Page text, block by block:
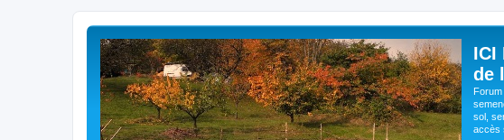
ICI
de
Forum
sol,
accès